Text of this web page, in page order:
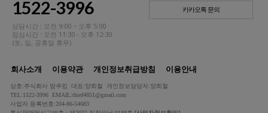
1522-3996
상담시간 : 오전 9:00 ~ 오후 5:00
점심시간 : 오전 11:30 - 오후 12:30
(토, 일, 공휴일 휴무)
카카오톡 문의
회사소개 이용약관 개인정보취급방침 이용안내
상호:주식회사 맘쿠킹 대표:양희철 개인정보담당자:양희철
TEL:1522-3996 EMAIL:thief4851@gmail.com
사업자 등록번호:204-86-54683